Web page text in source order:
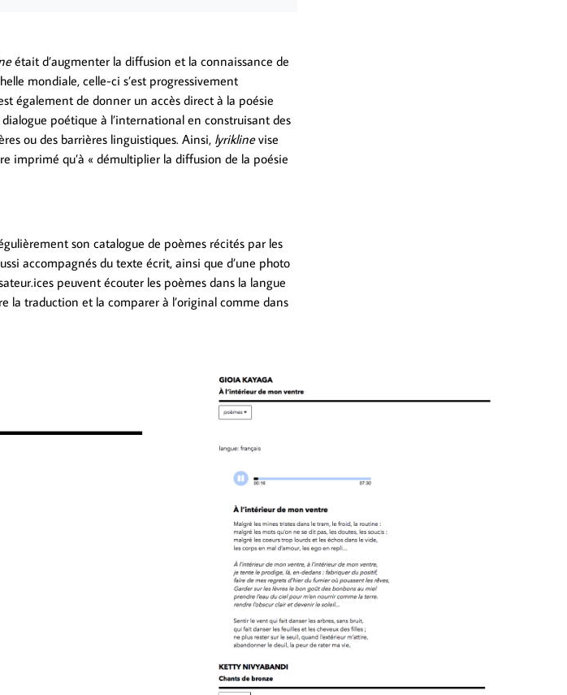
était d’augmenter la diffusion et la connaissance de
mondiale, celle-ci s’est progressivement
également de donner un accès direct à la poésie
poétique à l’international en construisant des
ou des barrières linguistiques. Ainsi, lyriklinevise
imprimé qu’à « démultiplier la diffusion de la poésie
son catalogue de poèmes récités par les
accompagnés du texte écrit, ainsi que d’une photo
peuvent écouter les poèmes dans la langue
traduction et la comparer à l’original comme dans